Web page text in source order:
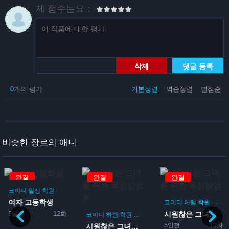
제 점수는요：
삭제 댓글 등록
기본정렬 역순정렬 별점순
0개의 평가
비슷한 장르의 애니
완결
코미디 일상 학원
여자 고등학생
5일전 12화
완결
코미디 하렘 학원 로맨스 게임
시원찮은 그녀를 위한 육성방...
완결
코미디 하렘 학원 로맨
시원찮은 그녀를 위한 육성방...
5일전 13화